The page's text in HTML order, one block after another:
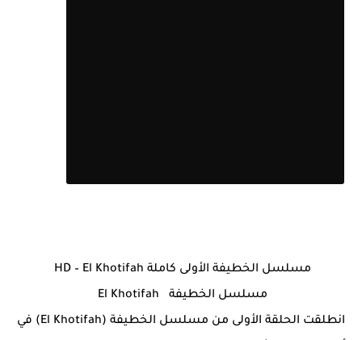
مسلسل الخطيفة الأولى كاملة HD – El Khotifah
مسلسل الخطيفة El Khotifah
انطلقت الحلقة الأولى من مسلسل الخطيفة (El Khotifah) في